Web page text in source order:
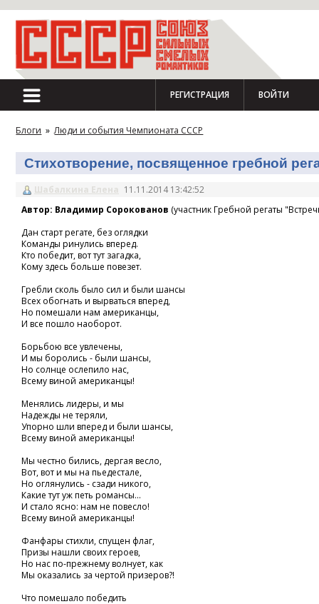
РЕГИСТРАЦИЯ ВОЙТИ
Блоги » Люди и события Чемпионата СССР
Стихотворение, посвященное гребной
Шабалкина Елена 11.11.2014 13:42:52
Автор: Владимир Сорокованов (участник Гребной регаты
Дан старт регате, без оглядки
Команды ринулись вперед.
Кто победит, вот тут загадка,
Кому здесь больше повезет.
Гребли сколь было сил и были шансы
Всех обогнать и вырваться вперед,
Но помешали нам американцы,
И все пошло наоборот.
Борьбою все увлечены,
И мы боролись - были шансы,
Но солнце ослепило нас,
Всему виной американцы!
Менялись лидеры, и мы
Надежды не теряли,
Упорно шли вперед и были шансы,
Всему виной американцы!
Мы честно бились, дергая весло,
Вот, вот и мы на пьедестале,
Но оглянулись - сзади никого,
Какие тут уж петь романсы...
И стало ясно: нам не повесло!
Всему виной американцы!
Фанфары стихли, спущен флаг,
Призы нашли своих героев,
Но нас по-прежнему волнует, как
Мы оказались за чертой призеров?!
Что помешало победить